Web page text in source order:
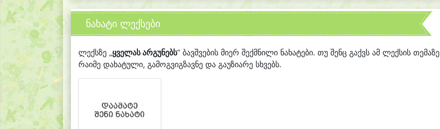
ნახატი ლექსები
ლექსზე „ყველას არგუნებს“ ბავშვების მიერ შექმნილი ნახატები. თუ შენც გაქვს ამ ლექსის თემაზე
რაიმე დახატული, გამოგვიგზავნე და გაუზიარე სხვებს.